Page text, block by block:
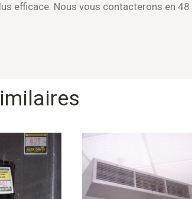
efficace. Nous vous contacterons en